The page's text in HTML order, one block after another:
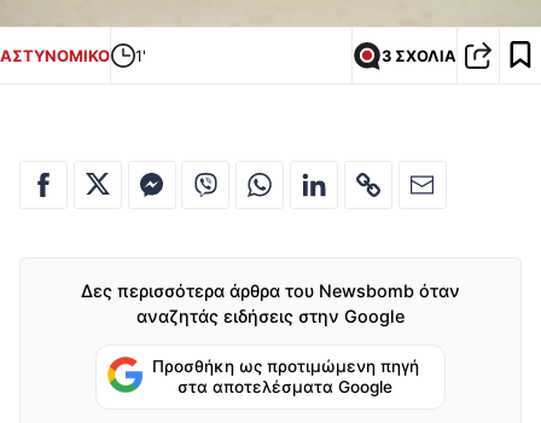
ΑΣΤΥΝΟΜΙΚΟ 1' 3 ΣΧΟΛΙΑ
Δες περισσότερα άρθρα του Newsbomb όταν
αναζητάς ειδήσεις στην Google
Προσθήκη ως προτιμώμενη πηγή
στα αποτελέσματα Google